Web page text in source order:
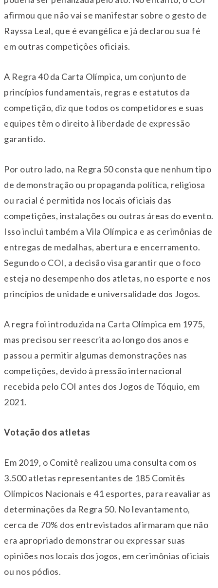
afirmou que não vai se manifestar sobre o gesto de
Rayssa Leal, que é evangélica e já declarou sua fé
em outras competições oficiais.
A Regra 40 da Carta Olímpica, um conjunto de
princípios fundamentais, regras e estatutos da
competição, diz que todos os competidores e suas
equipes têm o direito à liberdade de expressão
garantido.
Por outro lado, na Regra 50 consta que nenhum tipo
de demonstração ou propaganda política, religiosa
ou racial é permitida nos locais oficiais das
competições, instalações ou outras áreas do evento.
Isso inclui também a Vila Olímpica e as cerimônias de
entregas de medalhas, abertura e encerramento.
Segundo o COI, a decisão visa garantir que o foco
esteja no desempenho dos atletas, no esporte e nos
princípios de unidade e universalidade dos Jogos.
A regra foi introduzida na Carta Olímpica em 1975,
mas precisou ser reescrita ao longo dos anos e
passou a permitir algumas demonstrações nas
competições, devido à pressão internacional
recebida pelo COI antes dos Jogos de Tóquio, em
2021.
Votação dos atletas
Em 2019, o Comitê realizou uma consulta com os
3.500 atletas representantes de 185 Comitês
Olímpicos Nacionais e 41 esportes, para reavaliar as
determinações da Regra 50. No levantamento,
cerca de 70% dos entrevistados afirmaram que não
era apropriado demonstrar ou expressar suas
opiniões nos locais dos jogos, em cerimônias oficiais
ou nos pódios.